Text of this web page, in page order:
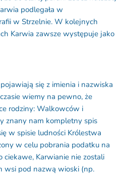
podlegała w
w Strzelnie. W kolejnych
Karwia zawsze występuje jako
się z imienia i nazwiska
wiemy na pewno, że
rodziny: Walkowców i
znany nam kompletny spis
w spisie ludności Królestwa
w celu pobrania podatku na
ciekawe, Karwianie nie zostali
pod nazwą wioski (np.